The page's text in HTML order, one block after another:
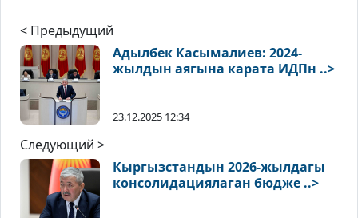
< Предыдущий
Адылбек Касымалиев: 2024-
жылдын аягына карата ИДПн ..>
23.12.2025 12:34
Следующий >
Кыргызстандын 2026-жылдагы
консолидациялаган бюдже ..>